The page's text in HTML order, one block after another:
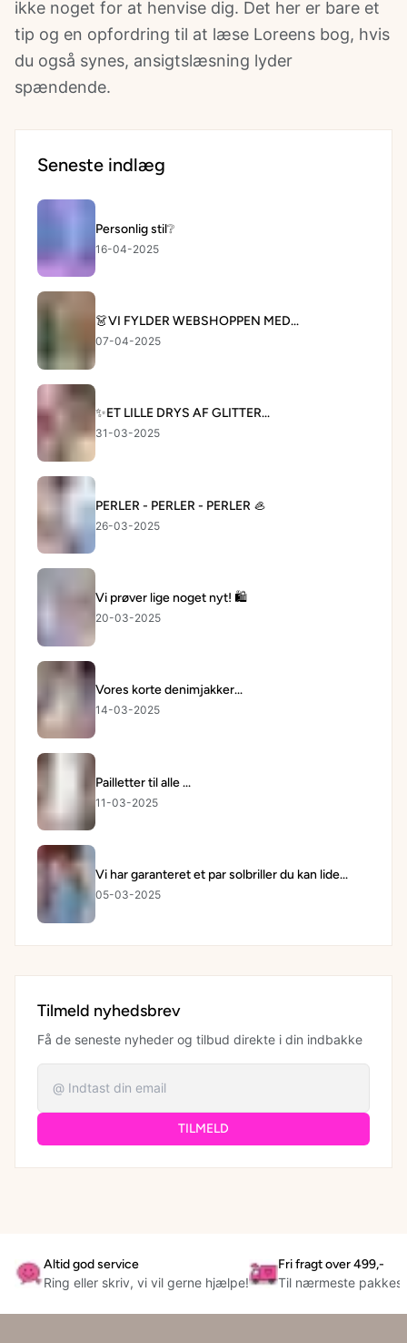
ikke noget for at henvise dig. Det her er bare et
tip og en opfordring til at læse Loreens bog, hvis
du også synes, ansigtslæsning lyder
spændende.
Seneste indlæg
Personlig stil❔
16-04-2025
👗VI FYLDER WEBSHOPPEN MED...
07-04-2025
✨ET LILLE DRYS AF GLITTER...
31-03-2025
PERLER - PERLER - PERLER 🦪
26-03-2025
Vi prøver lige noget nyt! 🛍️
20-03-2025
Vores korte denimjakker...
14-03-2025
Pailletter til alle ...
11-03-2025
Vi har garanteret et par solbriller du kan lide...
05-03-2025
Tilmeld nyhedsbrev
Få de seneste nyheder og tilbud direkte i din indbakke
TILMELD
Altid god service
Ring eller skriv, vi vil gerne hjælpe!
Fri fragt over 499,-
Til nærmeste